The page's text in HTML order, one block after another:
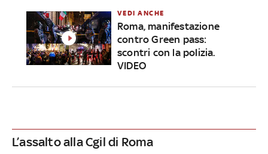
VEDI ANCHE
Roma, manifestazione
contro Green pass:
scontri con la polizia.
VIDEO
L’assalto alla Cgil di Roma